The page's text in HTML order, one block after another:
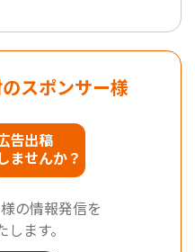
スポンサー様
告出稿
ませんか？
の情報発信を
ます。